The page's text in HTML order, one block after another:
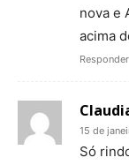
nova e
acima
Responder
15 de
Só